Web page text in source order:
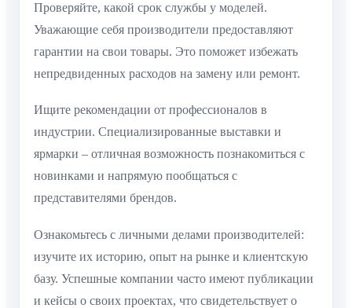
Проверяйте, какой срок службы у моделей.
Уважающие себя производители предоставляют
гарантии на свои товары. Это поможет избежать
непредвиденных расходов на замену или ремонт.
Ищите рекомендации от профессионалов в
индустрии. Специализированные выставки и
ярмарки – отличная возможность познакомиться с
новинками и напрямую пообщаться с
представителями брендов.
Ознакомьтесь с личными делами производителей:
изучите их историю, опыт на рынке и клиентскую
базу. Успешные компании часто имеют публикации
и кейсы о своих проектах, что свидетельствует о